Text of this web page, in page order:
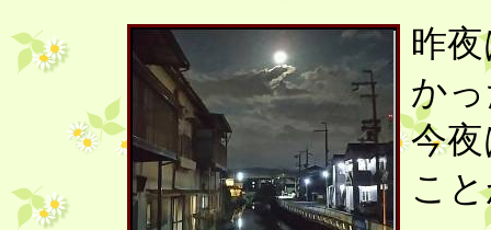
昨
か
今
こ